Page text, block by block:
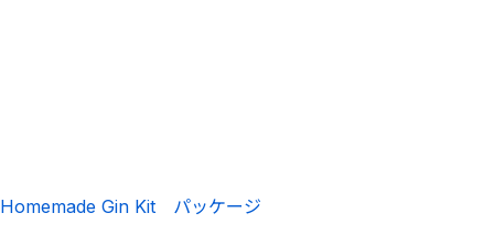
Homemade Gin Kit パッケージ